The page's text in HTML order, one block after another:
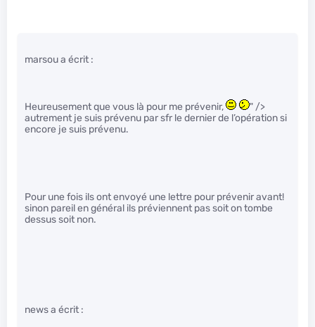
marsou a écrit :
Heureusement que vous là pour me prévenir,
" />
autrement je suis prévenu par sfr le dernier de l’opération si
encore je suis prévenu.
Pour une fois ils ont envoyé une lettre pour prévenir avant!
sinon pareil en général ils préviennent pas soit on tombe
dessus soit non.
news a écrit :